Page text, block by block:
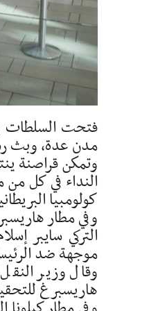
فتحت السلطات
مدن عدة، وبث
وتمكن قراصنة
النداء في كل من
كولومبيا
وفي مطار
التركي سايبر
موجهة ضد الرئيس
وقال وزير
هاريسبرغ